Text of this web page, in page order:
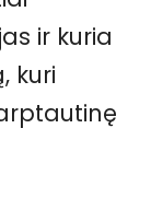
ir kuria
kuri